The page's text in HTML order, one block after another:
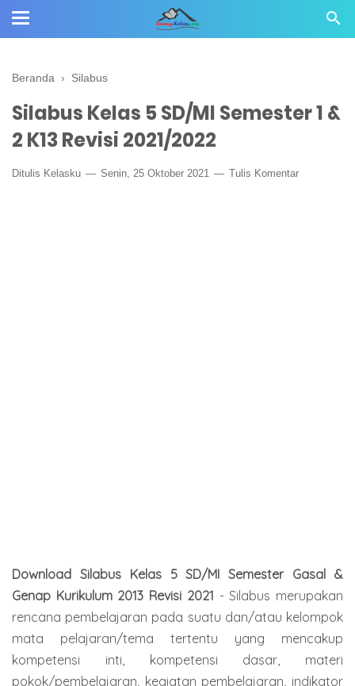
Beranda › Silabus
Silabus Kelas 5 SD/MI Semester 1 &
2 K13 Revisi 2021/2022
Ditulis Kelasku Senin, 25 Oktober 2021 Tulis Komentar
Download Silabus Kelas 5 SD/MI Semester Gasal &
Genap Kurikulum 2013 Revisi 2021 - Silabus merupakan
rencana pembelajaran pada suatu dan/atau kelompok
mata pelajaran/tema tertentu yang mencakup
kompetensi inti, kompetensi dasar, materi
pokok/pembelajaran, kegiatan pembelajaran, indikator